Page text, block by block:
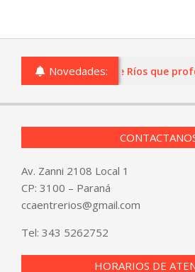
Novedades:
o comercios de Entre Ríos que
Av. Zanni 2108 Local 1
CP: 3100 – Paraná
ccaentrerios@gmail.com
Tel: 343 5262752
HORARIOS DE